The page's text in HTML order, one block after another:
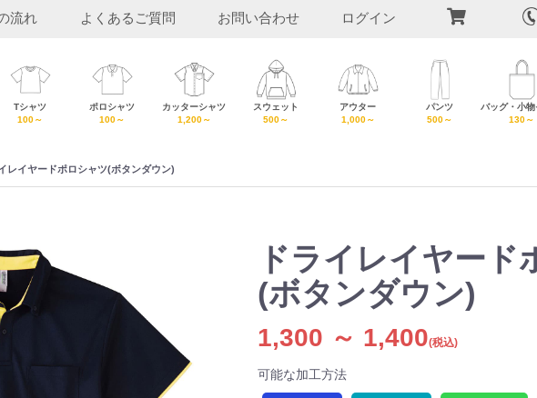
流れ よくあるご質問 お問い合わせ ログイン
Tシャツ
100～
ポロシャツ
100～
カッターシャツ
1,200～
スウェット
500～
アウター
1,000～
パンツ
500～
バッグ・小物
130～
レイヤードポロシャツ(ボタンダウン)
ドライレイヤード
(ボタンダウン)
1,300 ～ 1,400(税込)
可能な加工方法